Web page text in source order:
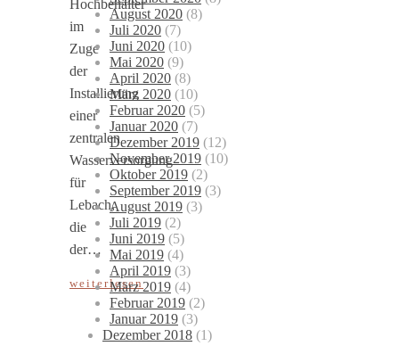
Hochbehälter
im
Zuge
der
Installierung
einer
zentralen
Wasserversorgung
für
Lebach,
die
der…
weiterlesen
August 2020 (8)
Juli 2020 (7)
Juni 2020 (10)
Mai 2020 (9)
April 2020 (8)
März 2020 (10)
Februar 2020 (5)
Januar 2020 (7)
Dezember 2019 (12)
November 2019 (10)
Oktober 2019 (2)
September 2019 (3)
August 2019 (3)
Juli 2019 (2)
Juni 2019 (5)
Mai 2019 (4)
April 2019 (3)
März 2019 (4)
Februar 2019 (2)
Januar 2019 (3)
Dezember 2018 (1)